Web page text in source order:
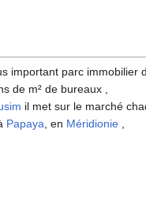
important parc immobilier
de m² de bureaux ,
il met sur le marché
Papaya , en Méridionie